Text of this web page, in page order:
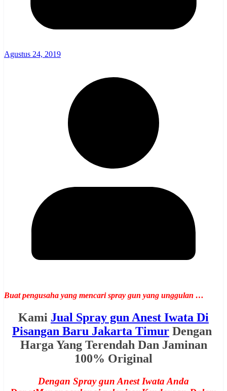
Agustus 24, 2019
Buat pengusaha yang mencari spray gun yang unggulan …
Kami Jual Spray gun Anest Iwata Di
Pisangan Baru Jakarta Timur Dengan
Harga Yang Terendah Dan Jaminan
100% Original
Dengan Spray gun Anest Iwata Anda